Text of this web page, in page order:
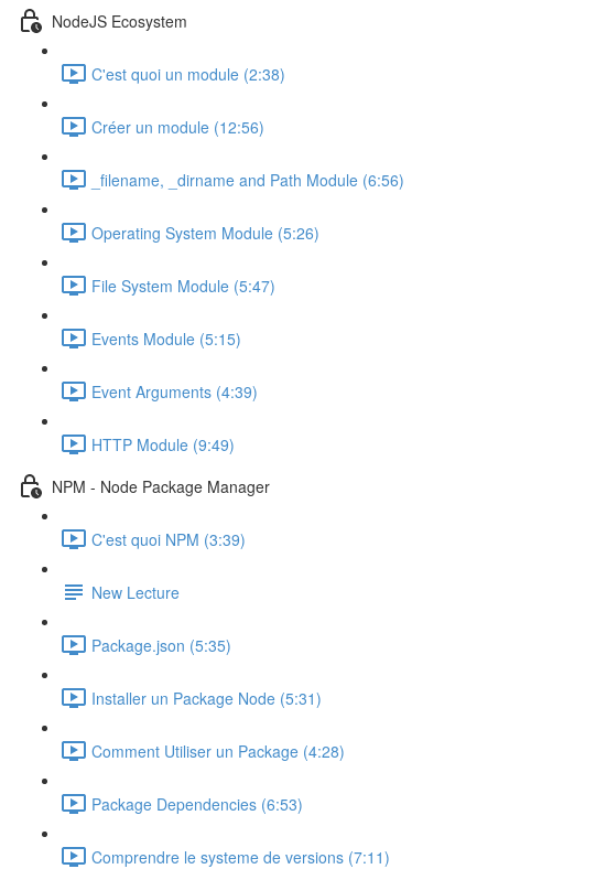
NodeJS Ecosystem
C'est quoi un module (2:38)
Créer un module (12:56)
_filename, _dirname and Path Module (6:56)
Operating System Module (5:26)
File System Module (5:47)
Events Module (5:15)
Event Arguments (4:39)
HTTP Module (9:49)
NPM - Node Package Manager
C'est quoi NPM (3:39)
New Lecture
Package.json (5:35)
Installer un Package Node (5:31)
Comment Utiliser un Package (4:28)
Package Dependencies (6:53)
Comprendre le systeme de versions (7:11)